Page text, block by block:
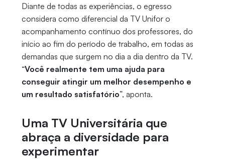
Diante de todas as experiências, o egresso
considera como diferencial da TV Unifor o
acompanhamento contínuo dos professores, do
início ao fim do período de trabalho, em todas as
demandas que surgem no dia a dia dentro da TV.
“Você realmente tem uma ajuda para
conseguir atingir um melhor desempenho e
um resultado satisfatório”, aponta.
Uma TV Universitária que
abraça a diversidade para
experimentar